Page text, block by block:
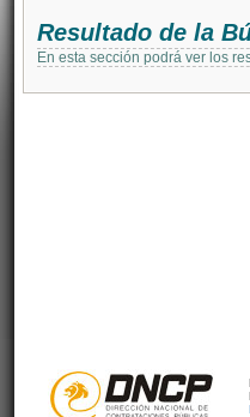
Resultado de la
En esta sección podrá ver los